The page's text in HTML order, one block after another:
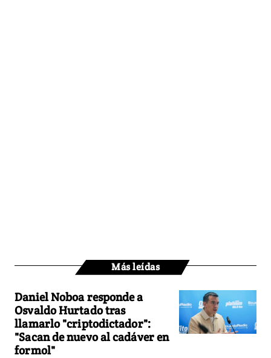
Más leídas
Daniel Noboa responde a
Osvaldo Hurtado tras
llamarlo "criptodictador":
"Sacan de nuevo al cadáver en
formol"